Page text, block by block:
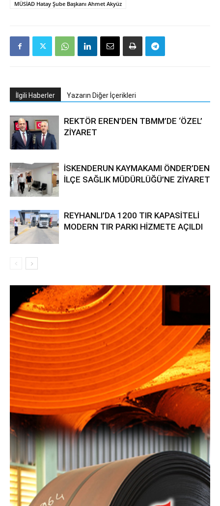
MÜSİAD Hatay Şube Başkanı Ahmet Akyüz
İlgili Haberler Yazarın Diğer İçerikleri
REKTÖR EREN’DEN TBMM’DE ‘ÖZEL’
ZİYARET
İSKENDERUN KAYMAKAMI ÖNDER’DEN
İLÇE SAĞLIK MÜDÜRLÜĞÜ’NE ZİYARET
REYHANLI’DA 1200 TIR KAPASİTELİ
MODERN TIR PARKI HİZMETE AÇILDI